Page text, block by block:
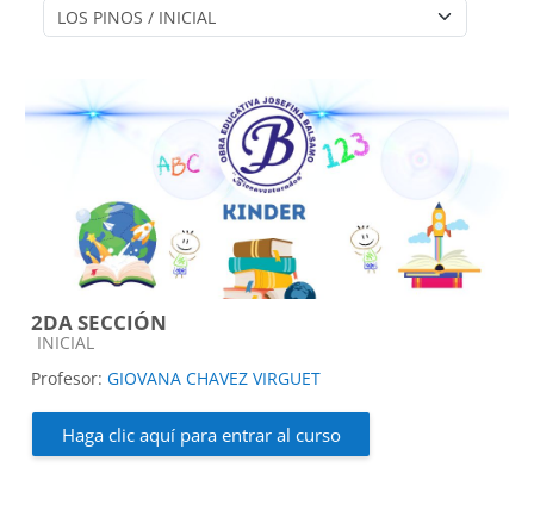
Categorías
2DA SECCIÓN
Categoría de cursos
INICIAL
Profesor: GIOVANA CHAVEZ VIRGUET
Haga clic aquí para entrar al curso